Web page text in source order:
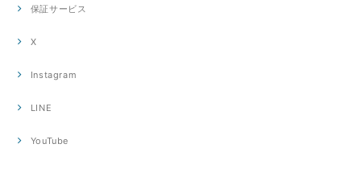
保証サービス
X
Instagram
LINE
YouTube